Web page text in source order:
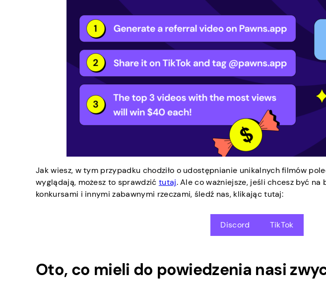
Jak wiesz, w tym przypadku chodziło o udostępnianie unikalnych filmów
wyglądają, możesz to sprawdzić tutaj. Ale co ważniejsze, jeśli chcesz być
konkursami i innymi zabawnymi rzeczami, śledź nas, klikając tutaj:
Discord TikTok
Oto, co mieli do powiedzenia nasi